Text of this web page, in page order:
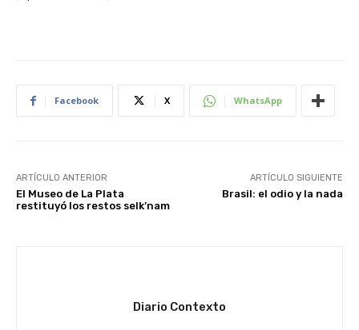
Facebook X WhatsApp
ARTÍCULO ANTERIOR
El Museo de La Plata
restituyó los restos selk’nam
ARTÍCULO SIGUIENTE
Brasil: el odio y la nada
Diario Contexto